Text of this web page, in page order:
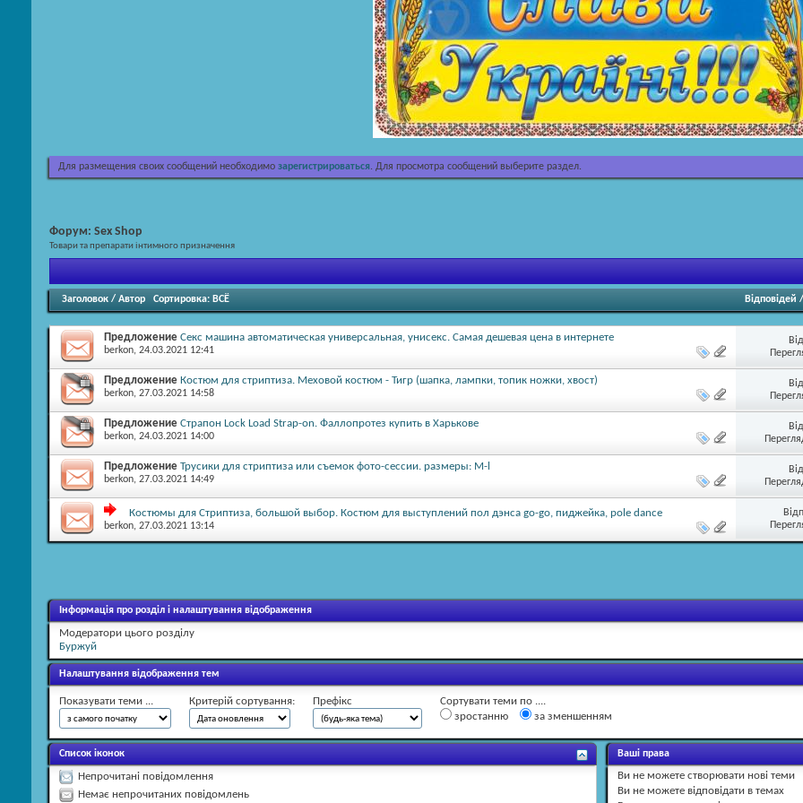
Для размещения своих сообщений необходимо зарегистрироваться. Для просмотра сообщений выберите раздел.
Форум: Sex Shop
Товари та препарати інтимного призначення
Заголовок / Автор Сортировка: ВСЁ Відповідей
Предложение Секс машина автоматическая универсальная, унисекс. Самая дешевая цена в интернете
berkon, 24.03.2021 12:41
Предложение Костюм для стриптиза. Меховой костюм - Тигр (шапка, лампки, топик ножки, хвост)
berkon, 27.03.2021 14:58
Предложение Страпон Lock Load Strap-on. Фаллопротез купить в Харькове
berkon, 24.03.2021 14:00
Предложение Трусики для стриптиза или съемок фото-сессии. размеры: M-l
berkon, 27.03.2021 14:49
Костюмы для Стриптиза, большой выбор. Костюм для выступлений пол дэнса go-go, пиджейка, pole dance
berkon, 27.03.2021 13:14
Інформація про розділ і налаштування відображення
Модератори цього розділу
Буржуй
Налаштування відображення тем
Показувати теми ... Критерій сортування: Префікс
Сортувати теми по ....
зростанню
за зменшенням
Список іконок
Непрочитані повідомлення
Немає непрочитаних повідомлень
Ваші права
Ви не можете створювати нові теми
Ви не можете відповідати в темах